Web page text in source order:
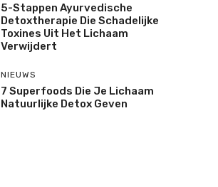
5-Stappen Ayurvedische
Detoxtherapie Die Schadelijke
Toxines Uit Het Lichaam
Verwijdert
NIEUWS
7 Superfoods Die Je Lichaam
Natuurlijke Detox Geven